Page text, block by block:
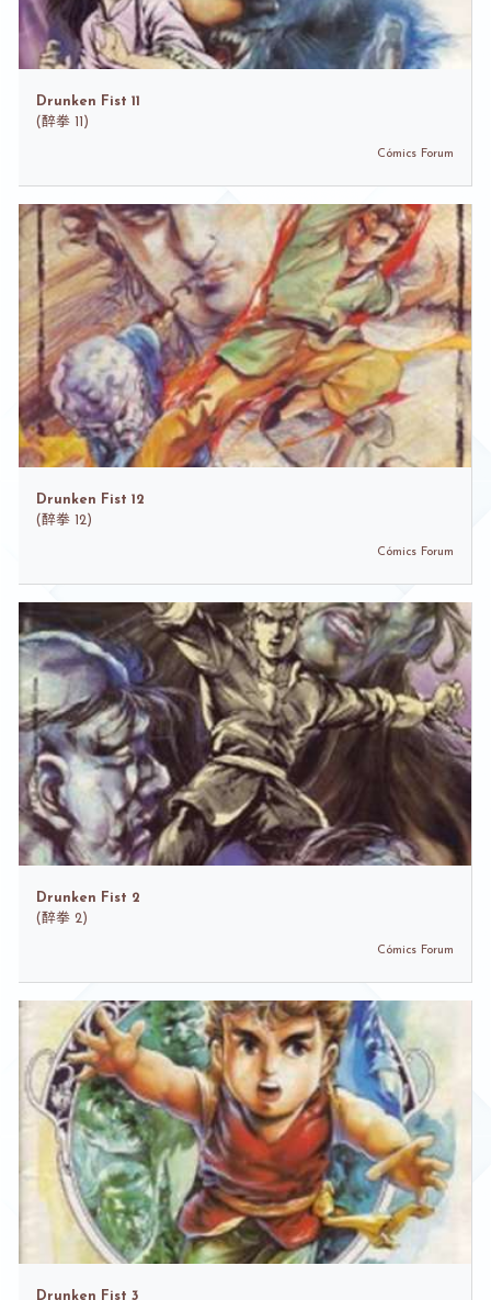
Drunken Fist 11
(醉拳 11)
Cómics Forum
Drunken Fist 12
(醉拳 12)
Cómics Forum
Drunken Fist 2
(醉拳 2)
Cómics Forum
Drunken Fist 3